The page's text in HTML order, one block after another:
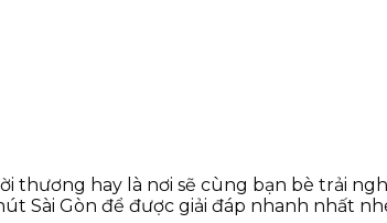
thương hay là nơi sẽ cùng bạn bè trải
Sài Gòn để được giải đáp nhanh nhất